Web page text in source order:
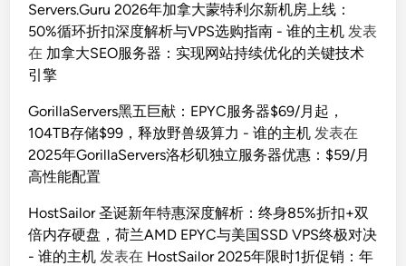
Servers.Guru 2026年加拿大蒙特利尔新机房上线：
50%循环折扣深度解析与VPS选购指南 - 谁的主机 发表
在 加拿大SEO服务器：实现网站持续优化的关键技术
引擎
GorillaServers黑五巨献：EPYC服务器$69/月起，
104TB存储$99，释放野兽级算力 - 谁的主机 发表在
2025年GorillaServers洛杉矶独立服务器优惠：$59/月
高性能配置
HostSailor 圣诞新年特惠深度解析：终身85%折扣+双
倍内存硬盘，荷兰AMD EPYC与美国SSD VPS终极对决
- 谁的主机 发表在 HostSailor 2025年限时1折促销：年